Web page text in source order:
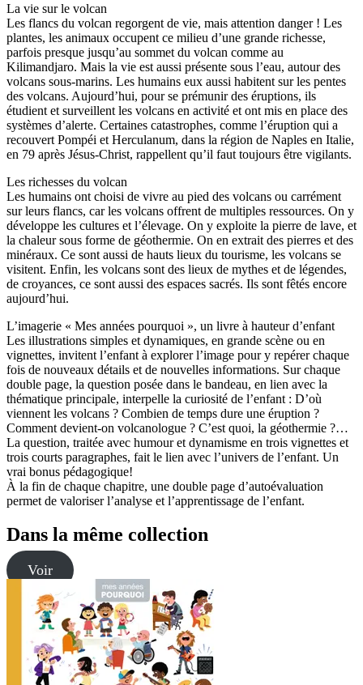
La vie sur le volcan
Les flancs du volcan regorgent de vie, mais attention danger ! Les
plantes, les animaux occupent ce milieu d’une grande richesse,
parfois presque jusqu’au sommet du volcan comme au
Kilimandjaro. Mais la vie est aussi présente sous l’eau, autour des
volcans sous-marins. Les humains eux aussi habitent sur les pentes
des volcans. Aujourd’hui, pour se prémunir des éruptions, ils
étudient et surveillent les volcans en activité et ont mis en place des
systèmes d’alerte. Certaines catastrophes, comme l’éruption qui a
recouvert Pompéi et Herculanum, dans la région de Naples en Italie,
en 79 après Jésus-Christ, rappellent qu’il faut toujours être vigilants.
Les richesses du volcan
Les humains ont choisi de vivre au pied des volcans ou carrément
sur leurs flancs, car les volcans offrent de multiples ressources. On y
développe les cultures et l’élevage. On y exploite la pierre de lave, et
la chaleur sous forme de géothermie. On en extrait des pierres et des
minéraux. Ce sont aussi de hauts lieux du tourisme, les volcans se
visitent. Enfin, les volcans sont des lieux de mythes et de légendes,
de croyances, ce sont aussi des espaces sacrés. Ils sont fêtés encore
aujourd’hui.
L’imagerie « Mes années pourquoi », un livre à hauteur d’enfant
Les illustrations simples et dynamiques, en grande scène ou en
vignettes, invitent l’enfant à explorer l’image pour y repérer chaque
fois de nouveaux détails et de nouvelles informations. Sur chaque
double page, la question posée dans le bandeau, en lien avec la
thématique principale, interpelle la curiosité de l’enfant : D’où
viennent les volcans ? Combien de temps dure une éruption ?
Comment devient-on volcanologue ? C’est quoi, la géothermie ?…
La question, traitée avec humour et dynamisme en trois vignettes et
trois courts paragraphes, fait le lien avec l’univers de l’enfant. Un
vrai bonus pédagogique!
À la fin de chaque chapitre, une double page d’autoévaluation
permet de valoriser l’analyse et l’apprentissage de l’enfant.
Dans la même collection
Voir